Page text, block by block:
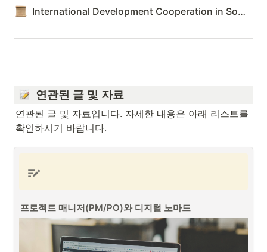
International Development Cooperation in Southeast Asia
  연관된 글 및 자료
연관된 글 및 자료입니다. 자세한 내용은 아래 리스트를
확인하시기 바랍니다.
프로젝트 매니저(PM/PO)와 디지털 노마드